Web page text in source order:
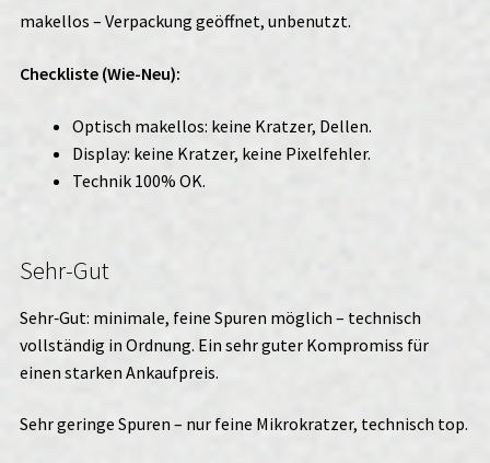
makellos – Verpackung geöffnet, unbenutzt.
Checkliste (Wie-Neu):
Optisch makellos: keine Kratzer, Dellen.
Display: keine Kratzer, keine Pixelfehler.
Technik 100% OK.
Sehr-Gut
Sehr‑Gut: minimale, feine Spuren möglich – technisch
vollständig in Ordnung. Ein sehr guter Kompromiss für
einen starken Ankaufpreis.
Sehr geringe Spuren – nur feine Mikrokratzer, technisch top.